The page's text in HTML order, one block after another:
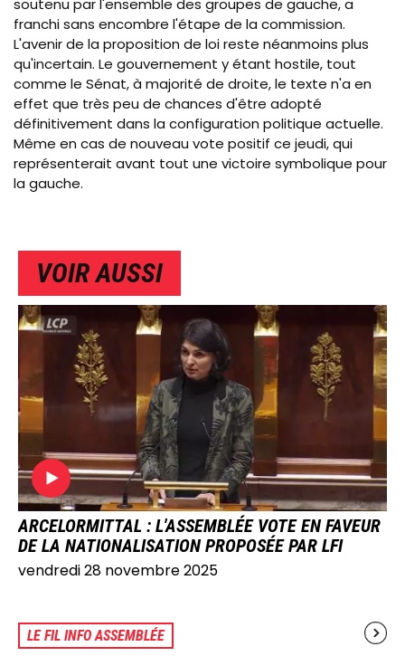
soutenu par l'ensemble des groupes de gauche, a
franchi sans encombre l'étape de la commission.
L'avenir de la proposition de loi reste néanmoins plus
qu'incertain. Le gouvernement y étant hostile, tout
comme le Sénat, à majorité de droite, le texte n'a en
effet que très peu de chances d'être adopté
définitivement dans la configuration politique actuelle.
Même en cas de nouveau vote positif ce jeudi, qui
représenterait avant tout une victoire symbolique pour
la gauche.
VOIR AUSSI
IMAGE
ARCELORMITTAL : L'ASSEMBLÉE VOTE EN FAVEUR
DE LA NATIONALISATION PROPOSÉE PAR LFI
vendredi 28 novembre 2025
LE FIL INFO ASSEMBLÉE